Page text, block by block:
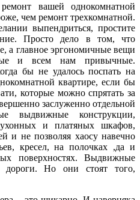
вашей однокомнатной
чем ремонт трехкомнатной.
выпендриться, простите
Просто дело в том, что
а главное эргономичные вещи
и всем нам привычные.
бы не удалось поспать на
квартире, если бы
которые можно спрятать за
заслуженно отдельной
выдвижные конструкции,
и платяных шкафов,
и не позволяя хаосу навечно
кресел, на полочках ,да и
поверхностях. Выдвижные
дороги. Но они стоят того,